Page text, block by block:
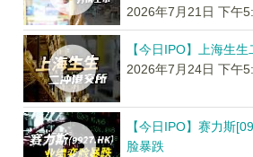
2026年7月21日 下午
【今日IPO】上海生
2026年7月24日 下午
【今日IPO】赛力斯
脸暴跌